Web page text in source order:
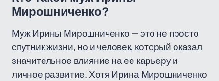
Мирошниченко?
Муж Ирины Мирошниченко — это не просто
спутник жизни, но и человек, который оказал
значительное влияние на ее карьеру и
личное развитие. Хотя Ирина Мирошниченко